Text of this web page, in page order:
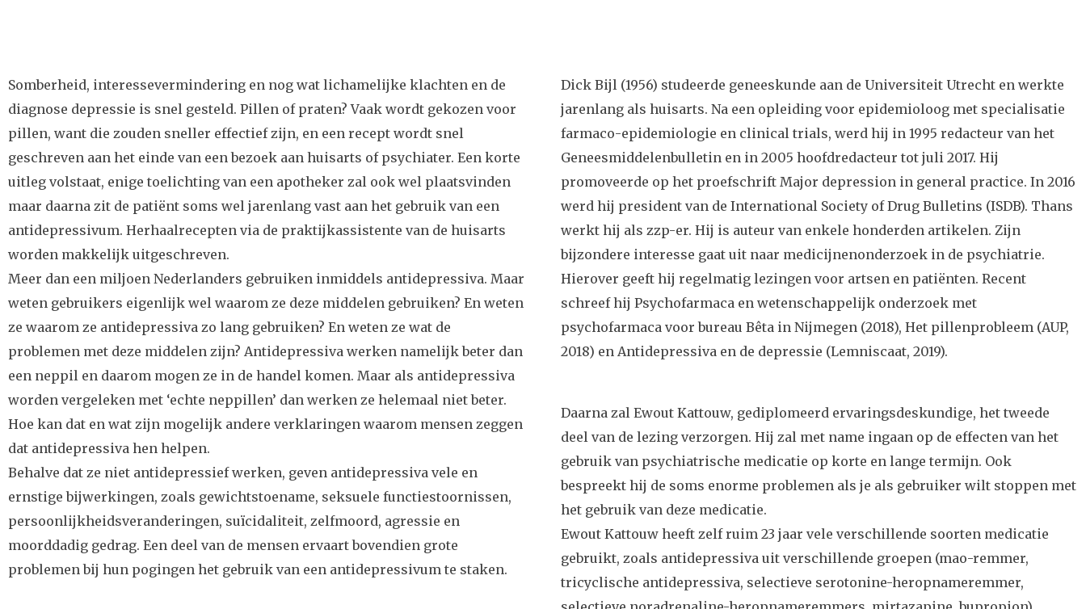
Somberheid, interessevermindering en nog wat lichamelijke klachten en de
diagnose depressie is snel gesteld. Pillen of praten? Vaak wordt gekozen voor
pillen, want die zouden sneller effectief zijn, en een recept wordt snel
geschreven aan het einde van een bezoek aan huisarts of psychiater. Een korte
uitleg volstaat, enige toelichting van een apotheker zal ook wel plaatsvinden
maar daarna zit de patiënt soms wel jarenlang vast aan het gebruik van een
antidepressivum. Herhaalrecepten via de praktijkassistente van de huisarts
worden makkelijk uitgeschreven.
Meer dan een miljoen Nederlanders gebruiken inmiddels antidepressiva. Maar
weten gebruikers eigenlijk wel waarom ze deze middelen gebruiken? En weten
ze waarom ze antidepressiva zo lang gebruiken? En weten ze wat de
problemen met deze middelen zijn? Antidepressiva werken namelijk beter dan
een neppil en daarom mogen ze in de handel komen. Maar als antidepressiva
worden vergeleken met ‘echte neppillen’ dan werken ze helemaal niet beter.
Hoe kan dat en wat zijn mogelijk andere verklaringen waarom mensen zeggen
dat antidepressiva hen helpen.
Behalve dat ze niet antidepressief werken, geven antidepressiva vele en
ernstige bijwerkingen, zoals gewichtstoename, seksuele functiestoornissen,
persoonlijkheidsveranderingen, suïcidaliteit, zelfmoord, agressie en
moorddadig gedrag. Een deel van de mensen ervaart bovendien grote
problemen bij hun pogingen het gebruik van een antidepressivum te staken.
Dick Bijl (1956) studeerde geneeskunde aan de Universiteit Utrecht en werkte
jarenlang als huisarts. Na een opleiding voor epidemioloog met specialisatie
farmaco-epidemiologie en clinical trials, werd hij in 1995 redacteur van het
Geneesmiddelenbulletin en in 2005 hoofdredacteur tot juli 2017. Hij
promoveerde op het proefschrift Major depression in general practice. In 2016
werd hij president van de International Society of Drug Bulletins (ISDB). Thans
werkt hij als zzp-er. Hij is auteur van enkele honderden artikelen. Zijn
bijzondere interesse gaat uit naar medicijnenonderzoek in de psychiatrie.
Hierover geeft hij regelmatig lezingen voor artsen en patiënten. Recent
schreef hij Psychofarmaca en wetenschappelijk onderzoek met
psychofarmaca voor bureau Bêta in Nijmegen (2018), Het pillenprobleem (AUP,
2018) en Antidepressiva en de depressie (Lemniscaat, 2019).
Daarna zal Ewout Kattouw, gediplomeerd ervaringsdeskundige, het tweede
deel van de lezing verzorgen. Hij zal met name ingaan op de effecten van het
gebruik van psychiatrische medicatie op korte en lange termijn. Ook
bespreekt hij de soms enorme problemen als je als gebruiker wilt stoppen met
het gebruik van deze medicatie.
Ewout Kattouw heeft zelf ruim 23 jaar vele verschillende soorten medicatie
gebruikt, zoals antidepressiva uit verschillende groepen (mao-remmer,
tricyclische antidepressiva, selectieve serotonine-heropnameremmer,